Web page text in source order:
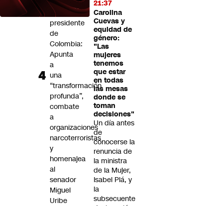
21:37
Carolina
Cuevas y
equidad de
género:
"Las
mujeres
tenemos
que estar
en todas
las mesas
donde se
toman
decisiones"
Un día antes
de
conocerse la
renuncia de
la ministra
de la Mujer,
Isabel Plá, y
la
subsecuente
mensaje
como
presidente
de
Colombia:
Apunta
a
una
“transformación
profunda”,
combate
a
organizaciones
narcoterroristas
y
homenajea
al
senador
Miguel
Uribe